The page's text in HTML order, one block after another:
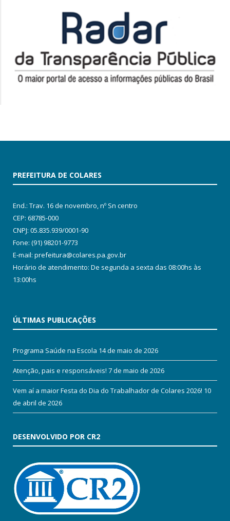
PREFEITURA DE COLARES
End.: Trav. 16 de novembro, nº Sn centro
CEP: 68785-000
CNPJ: 05.835.939/0001-90
Fone: (91) 98201-9773
E-mail: prefeitura@colares.pa.gov.br
Horário de atendimento: De segunda a sexta das 08:00hs às
13:00hs
ÚLTIMAS PUBLICAÇÕES
Programa Saúde na Escola 14 de maio de 2026
Atenção, pais e responsáveis! 7 de maio de 2026
Vem aí a maior Festa do Dia do Trabalhador de Colares 2026! 10
de abril de 2026
DESENVOLVIDO POR CR2